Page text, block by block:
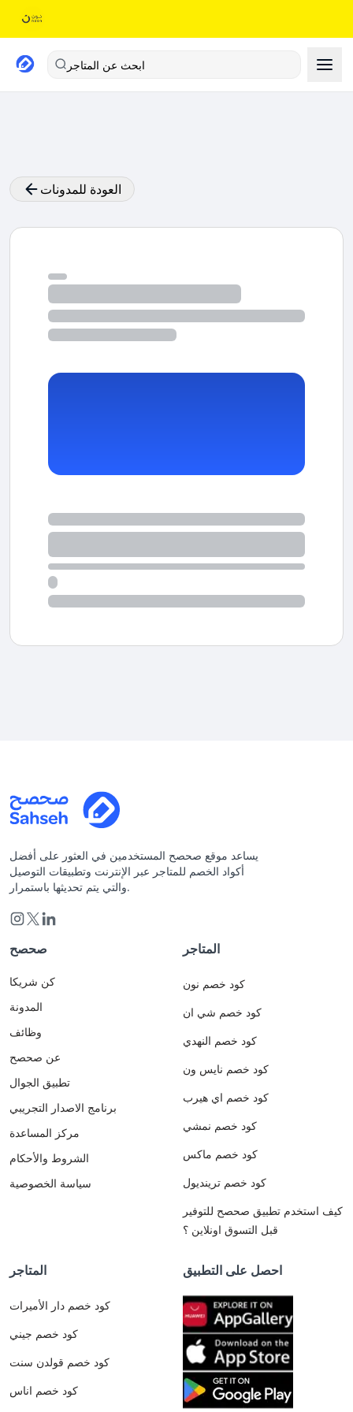
ابحث عن المتاجر
العودة للمدونات
يساعد موقع صحصح المستخدمين في العثور على أفضل
أكواد الخصم للمتاجر عبر الإنترنت وتطبيقات التوصيل
والتي يتم تحديثها باستمرار.
صحصح
كن شريكا
المدونة
وظائف
عن صحصح
تطبيق الجوال
برنامج الاصدار التجريبي
مركز المساعدة
الشروط والأحكام
سياسة الخصوصية
المتاجر
كود خصم نون
كود خصم شي ان
كود خصم النهدي
كود خصم نايس ون
كود خصم اي هيرب
كود خصم نمشي
كود خصم ماكس
كود خصم ترينديول
كيف استخدم تطبيق صحصح للتوفير
قبل التسوق اونلاين ؟
المتاجر
كود خصم دار الأميرات
كود خصم جيني
كود خصم قولدن سنت
كود خصم اناس
احصل على التطبيق